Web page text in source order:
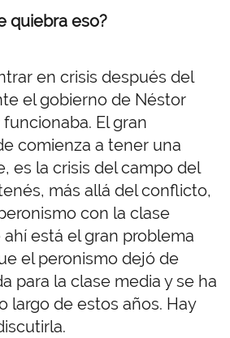
quiebra eso?
en crisis después del
el gobierno de Néstor
El gran
comienza a tener una
es la crisis del campo del
más allá del conflicto,
con la clase
está el gran problema
el peronismo dejó de
para la clase media y se ha
largo de estos años. Hay